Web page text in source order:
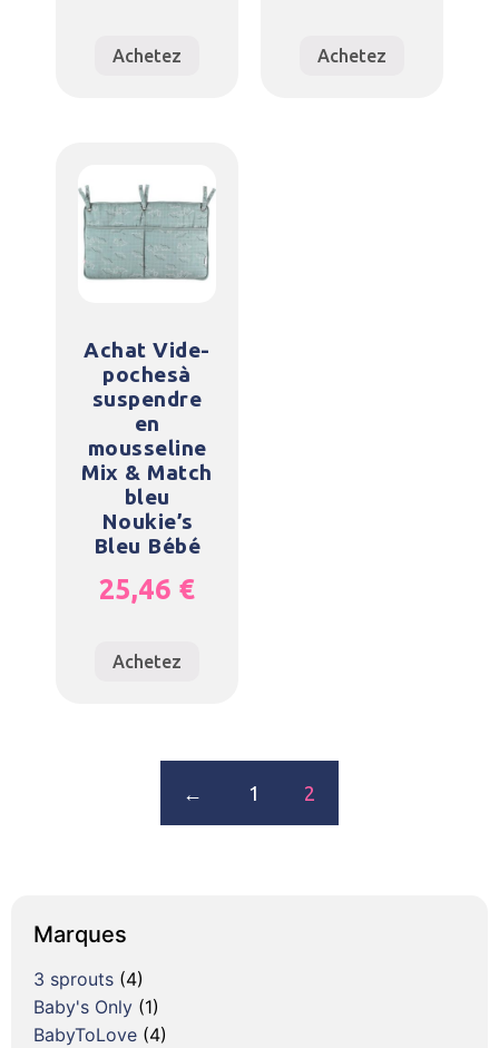
Achetez Achetez
Achat Vide-
pochesà
suspendre
en
mousseline
Mix & Match
bleu
Noukie’s
Bleu Bébé
25,46 €
Achetez
← 1 2
Marques
3 sprouts (4)
Baby's Only (1)
BabyToLove (4)